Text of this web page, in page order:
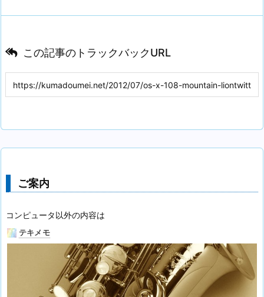
この記事のトラックバックURL
ご案内
コンピュータ以外の内容は